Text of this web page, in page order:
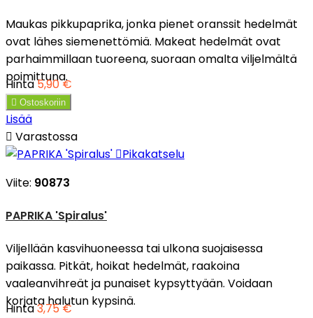
Maukas pikkupaprika, jonka pienet oranssit hedelmät
ovat lähes siemenettömiä. Makeat hedelmät ovat
parhaimmillaan tuoreena, suoraan omalta viljelmältä
poimittuna.
Hinta5,90 €
 Ostoskoriin
Lisää
 Varastossa
Pikakatselu
Viite: 90873
PAPRIKA 'Spiralus'
Viljellään kasvihuoneessa tai ulkona suojaisessa
paikassa. Pitkät, hoikat hedelmät, raakoina
vaaleanvihreät ja punaiset kypsyttyään. Voidaan
korjata halutun kypsinä.
Hinta3,75 €